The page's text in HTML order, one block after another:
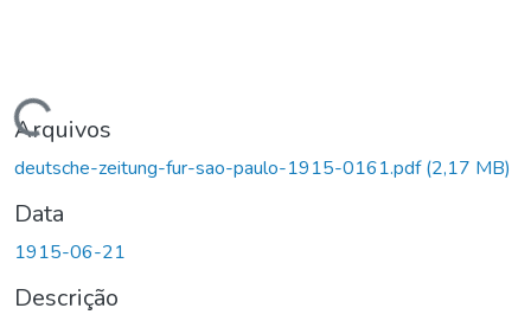
Carregando...
Arquivos
deutsche-zeitung-fur-sao-paulo-1915-0161.pdf(2,17 MB)
Data
1915-06-21
Descrição